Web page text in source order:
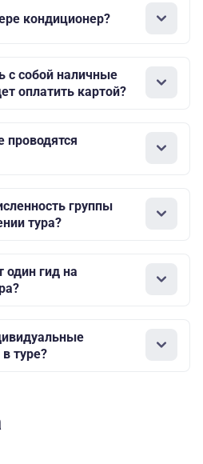
кондиционер?
с собой наличные
оплатить картой?
проводятся
группы
тура?
один гид на
туре?